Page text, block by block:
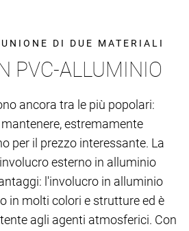
DI DUE MATERIALI
PVC-ALLUMINIO
ancora tra le più popolari:
estremamente
per il prezzo interessante. La
esterno in alluminio
l'involucro in alluminio
in molti colori e strutture ed è
agli agenti atmosferici. Con